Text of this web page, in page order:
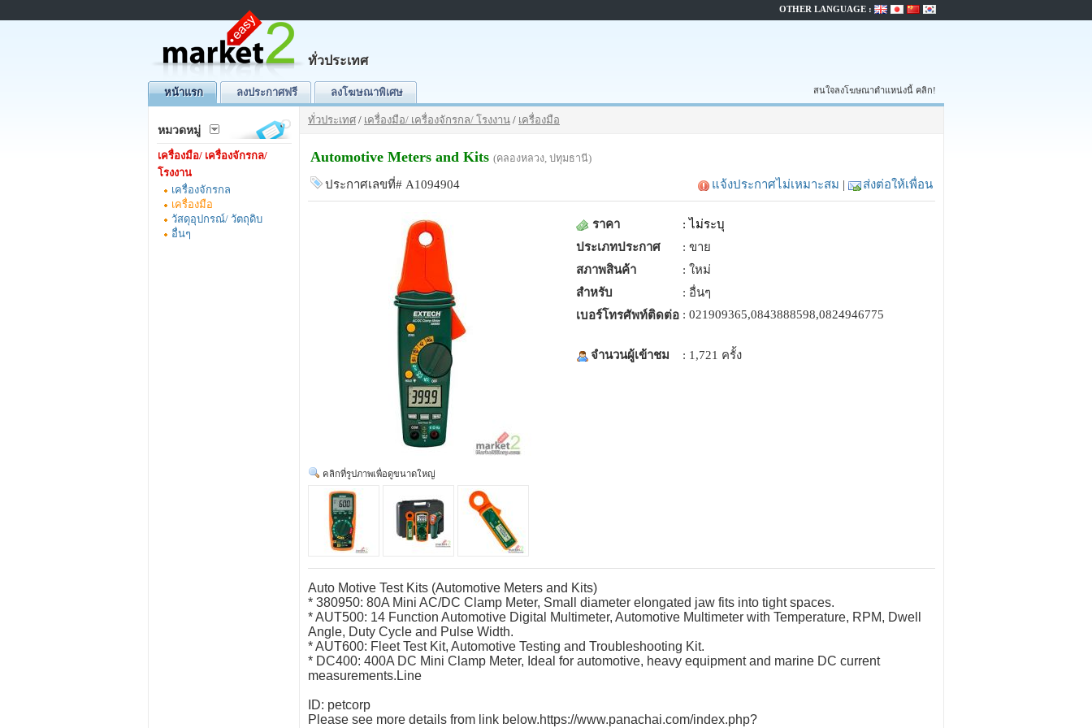
ทั่วประเทศ
สนใจลงโฆษณาตำแหน่งนี้ คลิก!
หน้าแรก ลงประกาศฟรี ลงโฆษณาพิเศษ
OTHER LANGUAGE :
หมวดหมู่
เครื่องมือ/ เครื่องจักรกล/
โรงงาน
เครื่องจักรกล
เครื่องมือ
วัสดุอุปกรณ์/ วัตถุดิบ
อื่นๆ
ทั่วประเทศ / เครื่องมือ/ เครื่องจักรกล/ โรงงาน / เครื่องมือ
Automotive Meters and Kits (คลองหลวง, ปทุมธานี)
ประกาศเลขที่# A1094904 แจ้งประกาศไม่เหมาะสม | ส่งต่อให้เพื่อน
ราคา : ไม่ระบุ
ประเภทประกาศ
: ขาย
สภาพสินค้า
: ใหม่
สำหรับ
: อื่นๆ
เบอร์โทรศัพท์ติดต่อ : 021909365,0843888598,0824946775
จำนวนผู้เข้าชม : 1,721 ครั้ง
คลิกที่รูปภาพเพื่อดูขนาดใหญ่
Auto Motive Test Kits (Automotive Meters and Kits)
* 380950: 80A Mini AC/DC Clamp Meter, Small diameter elongated jaw fits into tight spaces.
* AUT500: 14 Function Automotive Digital Multimeter, Automotive Multimeter with Temperature, RPM, Dwell
Angle, Duty Cycle and Pulse Width.
* AUT600: Fleet Test Kit, Automotive Testing and Troubleshooting Kit.
* DC400: 400A DC Mini Clamp Meter, Ideal for automotive, heavy equipment and marine DC current
measurements.Line
ID: petcorp
Please see more details from link below.https://www.panachai.com/index.php?